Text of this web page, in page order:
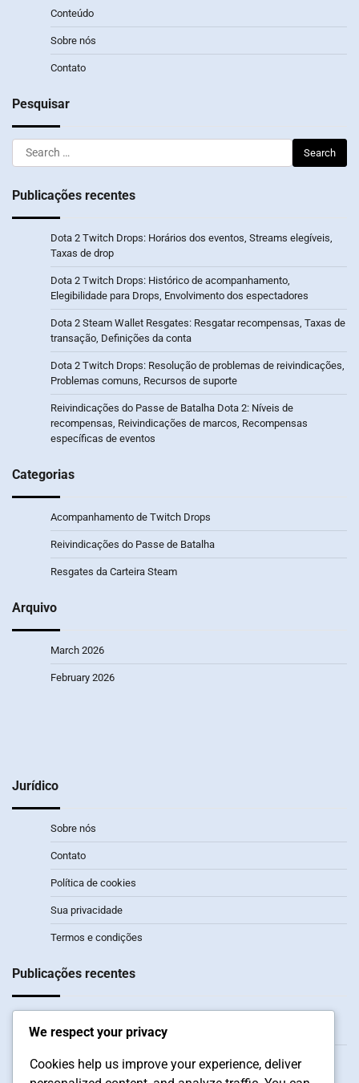
Conteúdo
Sobre nós
Contato
Pesquisar
Search
for:
Publicações recentes
Dota 2 Twitch Drops: Horários dos eventos, Streams elegíveis,
Taxas de drop
Dota 2 Twitch Drops: Histórico de acompanhamento,
Elegibilidade para Drops, Envolvimento dos espectadores
Dota 2 Steam Wallet Resgates: Resgatar recompensas, Taxas de
transação, Definições da conta
Dota 2 Twitch Drops: Resolução de problemas de reivindicações,
Problemas comuns, Recursos de suporte
Reivindicações do Passe de Batalha Dota 2: Níveis de
recompensas, Reivindicações de marcos, Recompensas
específicas de eventos
Categorias
Acompanhamento de Twitch Drops
Reivindicações do Passe de Batalha
Resgates da Carteira Steam
Arquivo
March 2026
February 2026
Jurídico
Sobre nós
Contato
Política de cookies
Sua privacidade
Termos e condições
Publicações recentes
Taxas de drop
Dota 2 Twitch Drops: Histórico de acompanhamento,
Elegibilidade para Drops, Envolvimento dos espectadores
We respect your privacy
Cookies help us improve your experience, deliver